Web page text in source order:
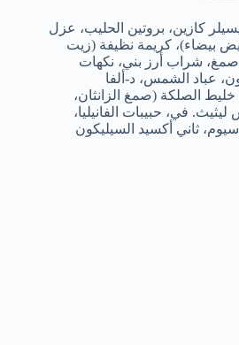
كازين، بروتين الحليب، عزل
بيضاء)، كريمة نظيفة (زيت
شراب أرز بني، نكهات
عباد الشمس، د-ألفا
الصلكة (صمغ الزانثان،
في، حبيبات الفانيليا،
ثاني أكسيد السيليكون